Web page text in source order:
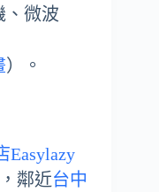
、微波
）。
Easylazy
鄰近台中